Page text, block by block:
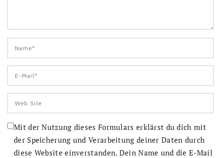
Mit der Nutzung dieses Formulars erklärst du dich mit
der Speicherung und Verarbeitung deiner Daten durch
diese Website einverstanden. Dein Name und die E-Mail